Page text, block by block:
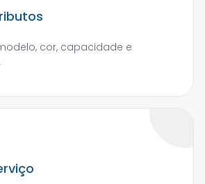
cor, capacidade e